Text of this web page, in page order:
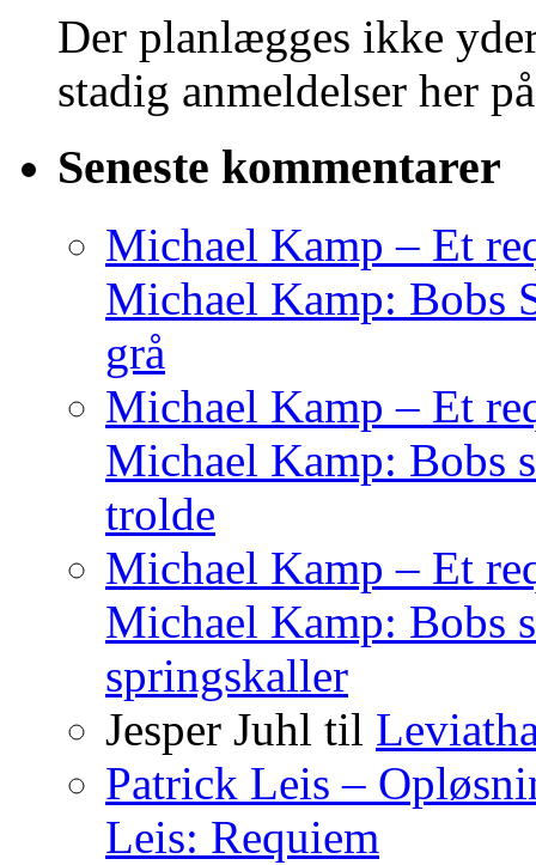
Der planlægges ikke
stadig anmeldelser her
Seneste kommentarer
Michael Kamp – Et
Michael Kamp: Bobs
grå
Michael Kamp – Et
Michael Kamp: Bobs
trolde
Michael Kamp – Et
Michael Kamp: Bobs
springskaller
Jesper Juhl til
Patrick Leis –
Leis: Requiem